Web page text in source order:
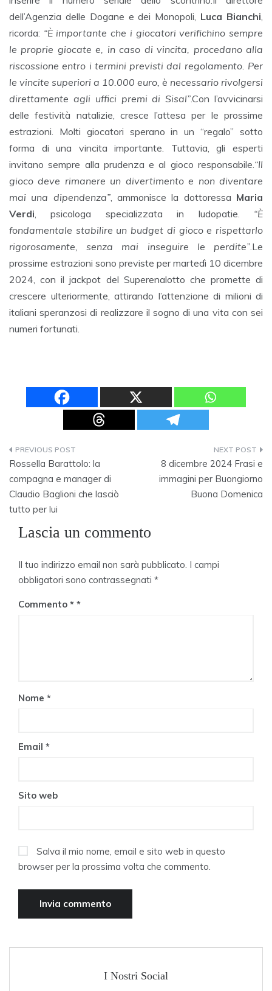
dell’Agenzia delle Dogane e dei Monopoli, Luca Bianchi
ricorda: “È importante che i giocatori verifichino sempre
le proprie giocate e, in caso di vincita, procedano alla
riscossione entro i termini previsti dal regolamento. Per
le vincite superiori a 10.000 euro, è necessario rivolgersi
direttamente agli uffici premi di Sisal”.Con l’avvicinarsi
delle festività natalizie, cresce l’attesa per le prossime
estrazioni. Molti giocatori sperano in un “regalo” sotto
forma di una vincita importante. Tuttavia, gli esperti
invitano sempre alla prudenza e al gioco responsabile. “Il
gioco deve rimanere un divertimento e non diventare
mai una dipendenza”, ammonisce la dottoressa Maria
Verdi , psicologa specializzata in ludopatie. “È
fondamentale stabilire un budget di gioco e rispettarlo
rigorosamente, senza mai inseguire le perdite” .Le
prossime estrazioni sono previste per martedì 10 dicembre
2024, con il jackpot del Superenalotto che promette di
crescere ulteriormente, attirando l’attenzione di milioni di
italiani speranzosi di realizzare il sogno di una vita con sei
numeri fortunati.
Navigazione
articoli
Rossella Barattolo: la
compagna e manager di
Claudio Baglioni che lasciò
tutto per lui
8 dicembre 2024 Frasi e
immagini per Buongiorno
Buona Domenica
Lascia un commento
Il tuo indirizzo email non sarà pubblicato. I campi
obbligatori sono contrassegnati *
Commento *
Nome *
Email *
Sito web
Salva il mio nome, email e sito web in questo
browser per la prossima volta che commento.
I Nostri Social